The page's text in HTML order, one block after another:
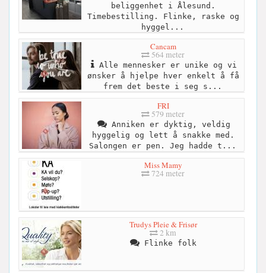
beliggenhet i Ålesund.
Timebestilling. Flinke, raske og
hyggel...
Cancam
564 meter
Alle mennesker er unike og vi
ønsker å hjelpe hver enkelt å få
frem det beste i seg s...
FRI
579 meter
Anniken er dyktig, veldig
hyggelig og lett å snakke med.
Salongen er pen. Jeg hadde t...
Miss Mamy
724 meter
Trudys Pleie & Frisør
2 km
Flinke folk